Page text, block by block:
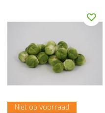
Niet op voorraad